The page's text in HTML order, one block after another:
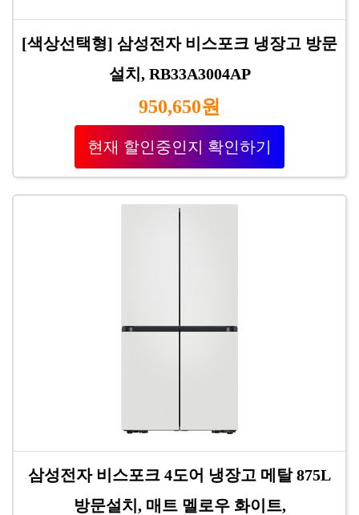
[색상선택형] 삼성전자 비스포크 냉장고 방문
설치, RB33A3004AP
950,650원
현재 할인중인지 확인하기
삼성전자 비스포크 4도어 냉장고 메탈 875L
방문설치, 매트 멜로우 화이트,